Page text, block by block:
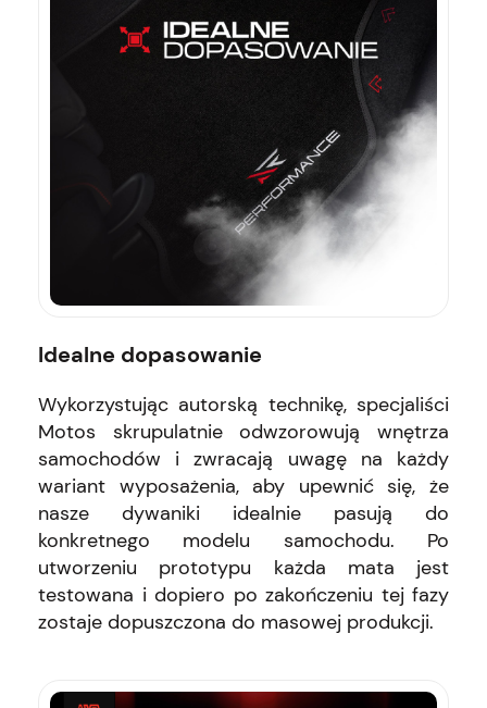
Idealne dopasowanie
Wykorzystując autorską technikę, specjaliści
Motos skrupulatnie odwzorowują wnętrza
samochodów i zwracają uwagę na każdy
wariant wyposażenia, aby upewnić się, że
nasze dywaniki idealnie pasują do
konkretnego modelu samochodu. Po
utworzeniu prototypu każda mata jest
testowana i dopiero po zakończeniu tej fazy
zostaje dopuszczona do masowej produkcji.